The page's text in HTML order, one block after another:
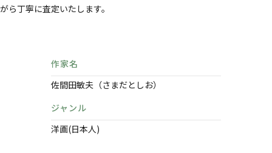
がら丁寧に査定いたします。
作家名
佐間田敏夫（さまだとしお）
ジャンル
洋画(日本人)